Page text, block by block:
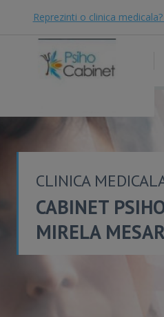
Reprezinti o clinica
CLINICA
CABINET
MIRELA